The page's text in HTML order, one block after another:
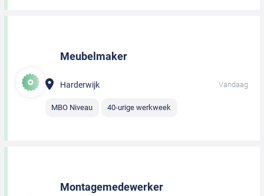
Meubelmaker
Harderwijk Vandaag
MBO Niveau 40-urige werkweek
Montagemedewerker